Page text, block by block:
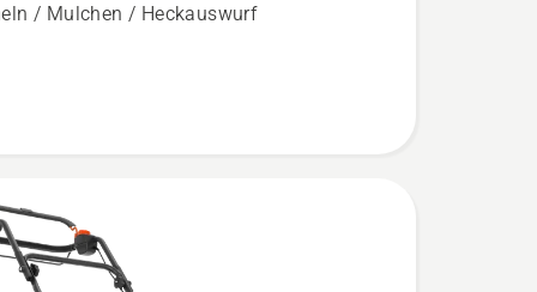
/ Mulchen / Heckauswurf